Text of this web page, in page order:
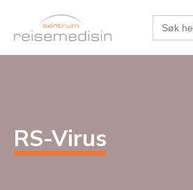
Search
for:
RS-Virus